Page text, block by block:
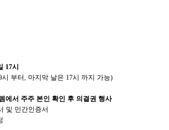
17시
부터, 마지막 날은 17시 까지 가능)
에서 주주 본인 확인 후 의결권 행사
및 민간인증서